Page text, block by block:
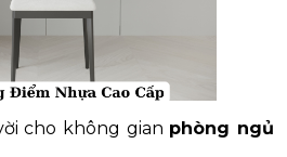
cho không gian phòng ngủ